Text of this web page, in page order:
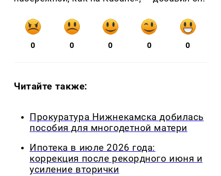
0 0 0 0 0
Читайте также:
Прокуратура Нижнекамска добилась
пособия для многодетной матери
Ипотека в июле 2026 года:
коррекция после рекордного июня и
усиление вторички